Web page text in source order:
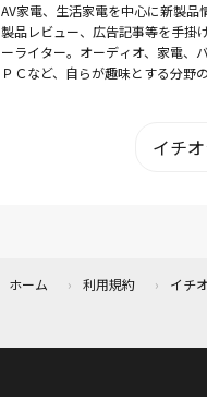
AV家電、生活家電を中心に新製品
製品レビュー、広告記事等を手掛
ーライター。オーディオ、家電、バ
ＰＣなど、自らが趣味とする分野
イチ
ホーム 利用規約 イチ